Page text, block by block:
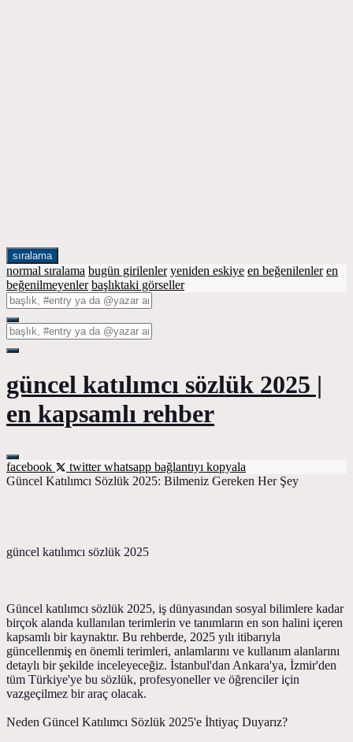
sıralama
normal sıralama bugün girilenler yeniden eskiye en beğenilenler en
beğenilmeyenler başlıktaki görseller
güncel katılımcı sözlük 2025 |
en kapsamlı rehber
facebook twitterwhatsapp bağlantıyı kopyala
Güncel Katılımcı Sözlük 2025: Bilmeniz Gereken Her Şey
güncel katılımcı sözlük 2025
Güncel katılımcı sözlük 2025, iş dünyasından sosyal bilimlere kadar
birçok alanda kullanılan terimlerin ve tanımların en son halini içeren
kapsamlı bir kaynaktır. Bu rehberde, 2025 yılı itibarıyla
güncellenmiş en önemli terimleri, anlamlarını ve kullanım alanlarını
detaylı bir şekilde inceleyeceğiz. İstanbul'dan Ankara'ya, İzmir'den
tüm Türkiye'ye bu sözlük, profesyoneller ve öğrenciler için
vazgeçilmez bir araç olacak.
Neden Güncel Katılımcı Sözlük 2025'e İhtiyaç Duyarız?